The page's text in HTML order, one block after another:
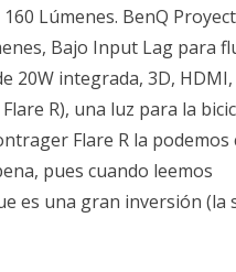
Lúmenes. BenQ
Bajo Input Lag para
20W integrada, 3D,
R), una luz para la
Flare R la
pues cuando leemos
es una gran inversión (la